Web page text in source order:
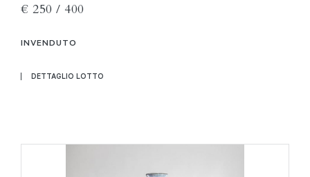
€ 250 / 400
INVENDUTO
DETTAGLIO LOTTO